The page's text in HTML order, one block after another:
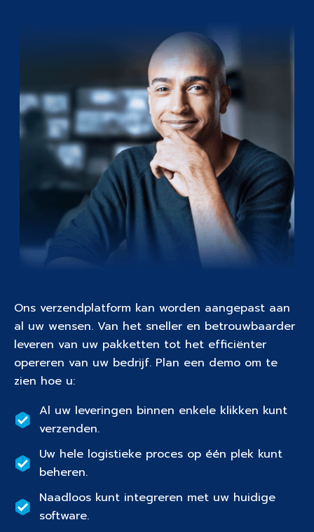
Ons verzendplatform kan worden aangepast aan
al uw wensen. Van het sneller en betrouwbaarder
leveren van uw pakketten tot het efficiënter
opereren van uw bedrijf. Plan een demo om te
zien hoe u:
Al uw leveringen binnen enkele klikken kunt
verzenden.
Uw hele logistieke proces op één plek kunt
beheren.
Naadloos kunt integreren met uw huidige
software.